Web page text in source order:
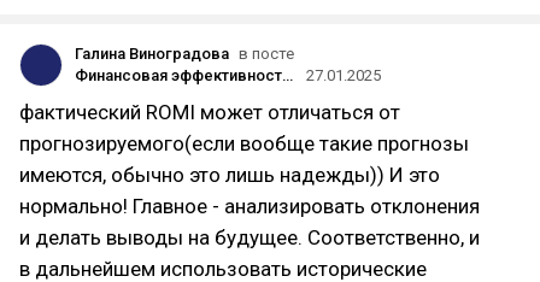
Галина Виноградова в посте
Финансовая эффективность маркетинговых кампаний: как не "слить" бюджет впустую
27.01.2025
фактический ROMI может отличаться от
прогнозируемого(если вообще такие прогнозы
имеются, обычно это лишь надежды)) И это
нормально! Главное - анализировать отклонения
и делать выводы на будущее. Соответственно, и
в дальнейшем использовать исторические